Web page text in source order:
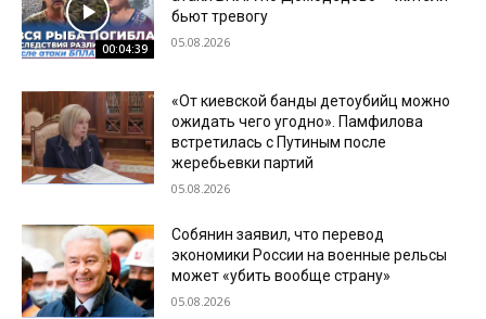
00:04:39
бьют тревогу
05.08.2026
«От киевской банды детоубийц можно
ожидать чего угодно». Памфилова
встретилась с Путиным после
жеребьевки партий
05.08.2026
Собянин заявил, что перевод
экономики России на военные рельсы
может «убить вообще страну»
05.08.2026